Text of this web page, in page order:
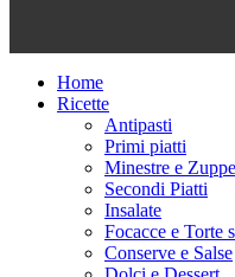
Home
Ricette
Antipasti
Primi piatti
Minestre e Zuppe
Secondi Piatti
Insalate
Focacce e Torte
Conserve e Salse